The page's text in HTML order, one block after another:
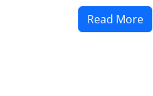
Read More